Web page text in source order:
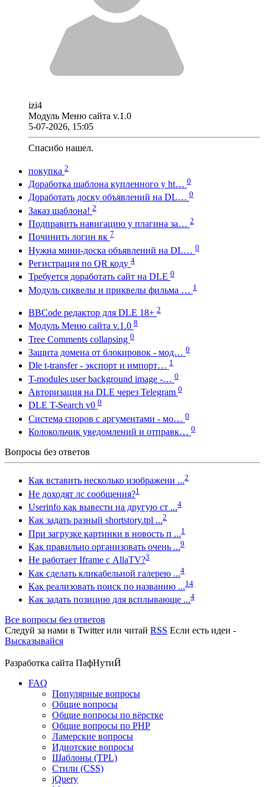
izi4
Модуль Меню сайта v.1.0
5-07-2026, 15:05
Спасибо нашел.
покупка 2
Доработка шаблона купленного у ht… 0
Доработать доску объявлений на DL… 0
Заказ шаблона! 2
Подправить навигацию у плагина за… 2
Починить логин вк 7
Нужна мини-доска объявлений на DL… 0
Регистрация по QR коду 4
Требуется доработать сайт на DLE 0
Модуль сиквелы и приквелы фильма … 1
BBCode редактор для DLE 18+ 2
Модуль Меню сайта v.1.0 8
Tree Comments collapsing 0
Защита домена от блокировок - мод… 0
Dle t-transfer - экспорт и импорт… 1
T-modules user background image -… 0
Авторизация на DLE через Telegram 0
DLE T-Search v0 0
Система споров с аргументами - мо… 0
Колокольчик уведомлений и отправк… 0
Вопросы без ответов
Как вставить несколько изображени ...2
Не доходят лс сообщения?1
Userinfo как вывести на другую ст ...4
Как задать разный shortstory.tpl ...2
При загрузке картинки в новость п ...1
Как правильно организовать очень ...9
Не работает Iframe с AllaTV?3
Как сделать кликабельной галерею ...4
Как реализовать поиск по названию ...14
Как задать позицию для всплывающе ...4
Все вопросы без ответов
Следуй за нами в Twitterили читай RSS Если есть идеи -
Высказывайся
Разработка сайта ПафНутиЙ
FAQ
Популярные вопросы
Общие вопросы
Общие вопросы по вёрстке
Общие вопросы по PHP
Ламерские вопросы
Идиотские вопросы
Шаблоны (TPL)
Стили (CSS)
jQuery